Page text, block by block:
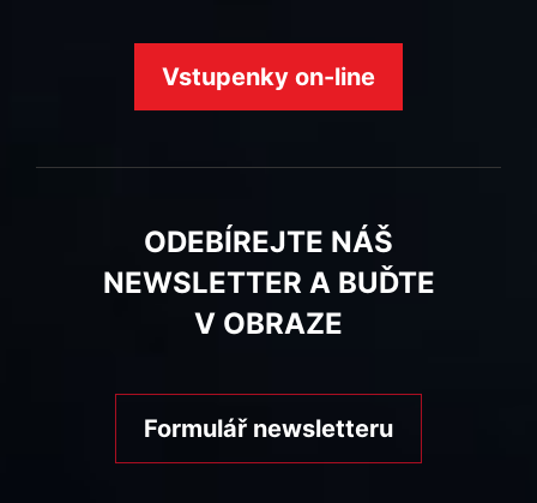
Vstupenky on-line
ODEBÍREJTE NÁŠ
NEWSLETTER A BUĎTE
V OBRAZE
Formulář newsletteru